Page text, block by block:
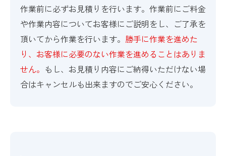
作業前に必ずお見積りを行います。作業前にご料金
や作業内容についてお客様にご説明をし、ご了承を
頂いてから作業を行います。 勝手に作業を進めた
り、お客様に必要のない作業を進めることはありま
せん。 もし、お見積り内容にご納得いただけない場
合はキャンセルも出来ますのでご安心ください。